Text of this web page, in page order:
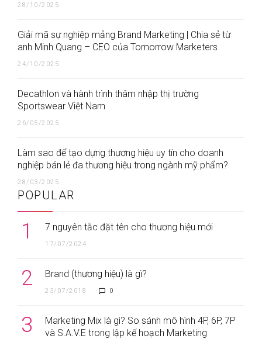
28/10/2025
Giải mã sự nghiệp mảng Brand Marketing | Chia sẻ từ
anh Minh Quang – CEO của Tomorrow Marketers
24/10/2025
Decathlon và hành trình thâm nhập thị trường
Sportswear Việt Nam
26/05/2025
Làm sao để tạo dựng thương hiệu uy tín cho doanh
nghiệp bán lẻ đa thương hiệu trong ngành mỹ phẩm?
28/03/2025
POPULAR
1 7 nguyên tắc đặt tên cho thương hiệu mới
17/07/2024
2 Brand (thương hiệu) là gì?
23/07/2018 0
3
Marketing Mix là gì? So sánh mô hình 4P, 6P, 7P
và S.A.V.E trong lập kế hoạch Marketing